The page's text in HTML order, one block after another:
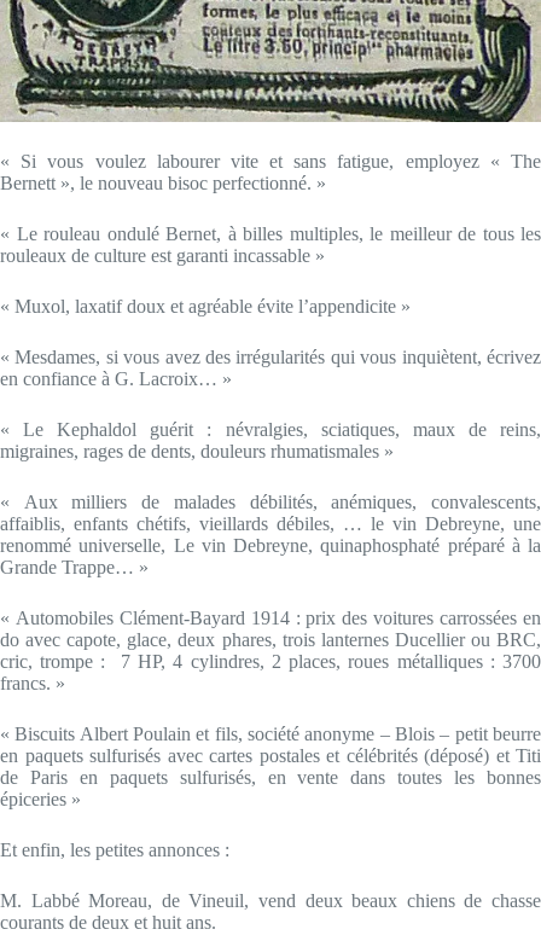
« Si vous voulez labourer vite et sans fatigue, employez « The
Bernett », le nouveau bisoc perfectionné. »
« Le rouleau ondulé Bernet, à billes multiples, le meilleur de tous les
rouleaux de culture est garanti incassable »
« Muxol, laxatif doux et agréable évite l’appendicite »
« Mesdames, si vous avez des irrégularités qui vous inquiètent, écrivez
en confiance à G. Lacroix… »
« Le Kephaldol guérit : névralgies, sciatiques, maux de reins,
migraines, rages de dents, douleurs rhumatismales »
« Aux milliers de malades débilités, anémiques, convalescents,
affaiblis, enfants chétifs, vieillards débiles, … le vin Debreyne, une
renommé universelle, Le vin Debreyne, quinaphosphaté préparé à la
Grande Trappe… »
« Automobiles Clément-Bayard 1914 : prix des voitures carrossées en
do avec capote, glace, deux phares, trois lanternes Ducellier ou BRC,
cric, trompe : 7 HP, 4 cylindres, 2 places, roues métalliques : 3700
francs. »
« Biscuits Albert Poulain et fils, société anonyme – Blois – petit beurre
en paquets sulfurisés avec cartes postales et célébrités (déposé) et Titi
de Paris en paquets sulfurisés, en vente dans toutes les bonnes
épiceries »
Et enfin, les petites annonces :
M. Labbé Moreau, de Vineuil, vend deux beaux chiens de chasse
courants de deux et huit ans.